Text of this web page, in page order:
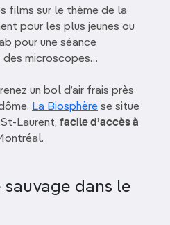
films sur le thème de la
pour les plus jeunes ou
pour une séance
des microscopes…
un bol d’air frais près
La Biosphère se situe
Laurent, facile d’accès à
sauvage dans le